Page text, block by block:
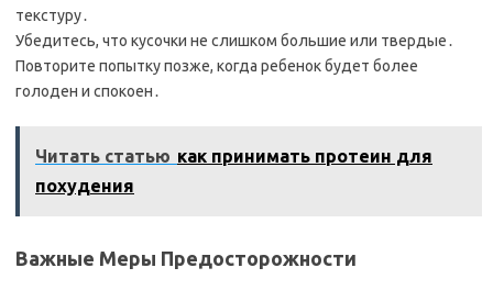
текстуру․
Убедитесь, что кусочки не слишком большие или твердые․
Повторите попытку позже, когда ребенок будет более
голоден и спокоен․
Читать статью как принимать протеин для
похудения
Важные Меры Предосторожности